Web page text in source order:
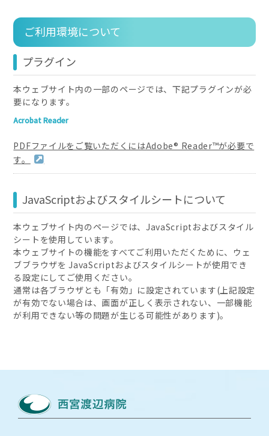
ご利用環境について
プラグイン
本ウェブサイト内の一部のページでは、下記プラグインが必
要になります。
Acrobat Reader
PDFファイルをご覧いただくにはAdobe® Reader™が必要で
す。
JavaScriptおよびスタイルシートについて
本ウェブサイト内のページでは、JavaScriptおよびスタイル
シートを使用しています。
本ウェブサイトの機能をすべてご利用いただくために、ウェ
ブブラウザを JavaScriptおよびスタイルシートが使用でき
る設定にしてご使用ください。
通常は各ブラウザとも「有効」に設定されています(上記設定
が有効でない場合は、画面が正しく表示されない、一部機能
が利用できない等の問題が生じる可能性があります)。